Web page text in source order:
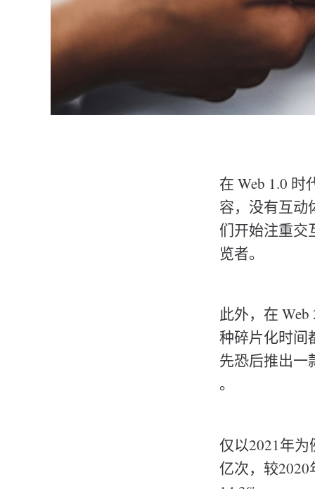
在 Web 1.0
容，没有互动
们开始注重交
览者。
此外，在
种碎片化时间
先恐后推出一
。
仅以2021年
亿次，较